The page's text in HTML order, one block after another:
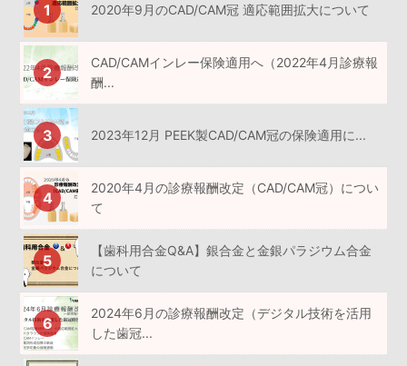
2020年9月のCAD/CAM冠 適応範囲拡大について
CAD/CAMインレー保険適用へ（2022年4月診療報
酬...
2023年12月 PEEK製CAD/CAM冠の保険適用に...
2020年4月の診療報酬改定（CAD/CAM冠）につい
て
【歯科用合金Q&A】銀合金と金銀パラジウム合金
について
2024年6月の診療報酬改定（デジタル技術を活用
した歯冠...